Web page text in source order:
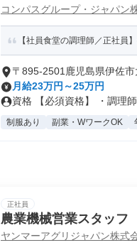
コンパスグループ・ジャパン
【社員食堂の調理師／正社員
〒895-2501鹿児島県伊佐市
月給23万円～25万円
資格 【必須資格】 ・調理
制服あり 副業・WワークOK
正社員
農業機械営業スタッフ
ヤンマーアグリジャパン株式